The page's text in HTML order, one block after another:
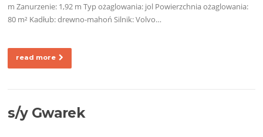
m Zanurzenie: 1,92 m Typ ożaglowania: jol Powierzchnia ożaglowania:
80 m² Kadłub: drewno-mahoń Silnik: Volvo…
read more
s/y Gwarek